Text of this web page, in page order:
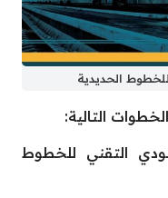
الحديدية
التالية:
التقني للخطوط